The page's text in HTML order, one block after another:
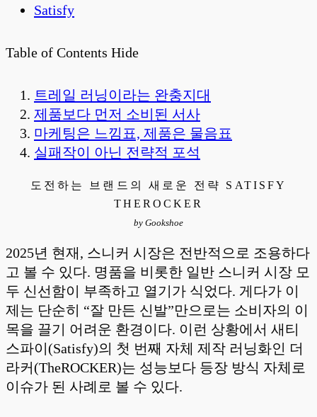
Satisfy
Table of Contents Hide
트레일 러닝이라는 완충지대
제품보다 먼저 소비된 서사
마케팅은 느낌표, 제품은 물음표
실패작이 아닌 전략적 포석
도전하는 브랜드의 새로운 전략 SATISFY
THEROCKER
by Gookshoe
2025년 현재, 스니커 시장은 전반적으로 조용하다
고 볼 수 있다. 명품을 비롯한 일반 스니커 시장 모
두 신선함이 부족하고 열기가 식었다. 게다가 이
제는 단순히 “잘 만든 신발”만으로는 소비자의 이
목을 끌기 어려운 환경이다. 이런 상황에서 새티
스파이(Satisfy)의 첫 번째 자체 제작 러닝화인 더
라커(TheROCKER)는 성능보다 등장 방식 자체로
이슈가 된 사례로 볼 수 있다.